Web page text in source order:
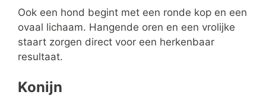
Ook een hond begint met een ronde kop en een
ovaal lichaam. Hangende oren en een vrolijke
staart zorgen direct voor een herkenbaar
resultaat.
Konijn